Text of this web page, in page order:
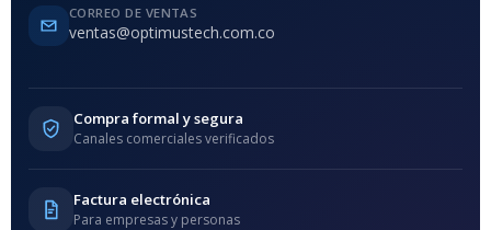
CORREO DE VENTAS
ventas@optimustech.com.co
Compra formal y segura
Canales comerciales verificados
Factura electrónica
Para empresas y personas